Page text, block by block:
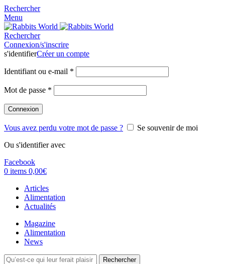
Rechercher
Menu
Rechercher
Connexion/s'inscrire
s'identifierCréer un compte
Identifiant ou e-mail *
Mot de passe *
Connexion
Vous avez perdu votre mot de passe ?
Se souvenir de moi
Ou s'identifier avec
Facebook
0 items 0,00€
Articles
Alimentation
Actualités
Magazine
Alimentation
News
Rechercher